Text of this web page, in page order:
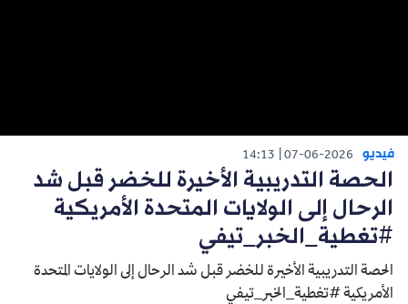
فيديو 07-06-2026
14:13
الحصة التدريبية الأخيرة للخضر قبل شد
الرحال إلى الولايات المتحدة الأمريكية
#تغطية_الخبر_تيفي
الحصة التدريبية الأخيرة للخضر قبل شد الرحال إلى الولايات المتحدة
الأمريكية #تغطية_الخبر_تيفي